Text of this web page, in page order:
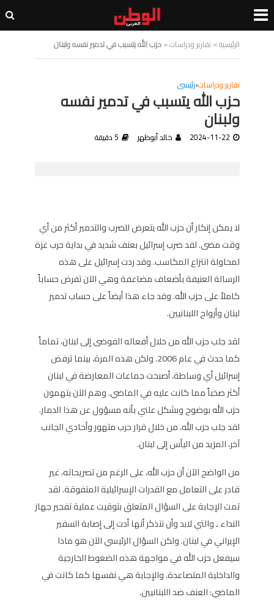
الرئيسية»تقارير ودراسات»حزب الله يتسبب في تدمير نفسه ولبنان
تقارير ودراسات•رئيسى
حزب الله يتسبب في تدمير نفسه
ولبنان
2024-11-22 خالد أبوظهر 5 دقيقة
لا يمكن إنكار أن حزب الله يتعرض للضرب والتدمير أكثر من أي
وقت مضى. لقد ضرب إسرائيل بعنف شديد في بداية حرب غزة
لمحاولة انتزاع المكاسب. وقد ردت إسرائيل على هذه
الرسالة العنيفة بأضعاف مضاعفة وهي الآن تفرض حساباً
كاملاً على حزب الله. وقد جاء هذا أيضاً على حساب تدمير
لبنان وأرواح اللبنانيين.
لقد جلب حزب الله من خلال أفعاله الفوضى إلى لبنان، تماماً
كما حدث في عام 2006. ولكن هذه المرة، بينما ترفض
إسرائيل أي وساطة، أصبحت جماعات المعارضة في لبنان
أكثر صخباً مما كانت عليه في الماضي. وهم الآن يتهمون
حزب الله بوضوح وبشكل علني بأنه مسؤول عن هذا الدمار.
لقد جلب حزب الله، من خلال قرار حرب متهور وأحادي الجانب
آخر، المزيد من اليأس إلى لبنان.
من الواضح الآن أن حزب الله، على الرغم من تصريحاته، غير
قادر على التعامل مع القدرات الإسرائيلية المتفوقة. لقد
تمت الإجابة على السؤال المتعلق بتوقيت عملية تفجير جهاز
النداء ـ والتي لابد وأن نتذكر أنها أدت إلى إصابة السفير
الإيراني في لبنان. ولكن السؤال الرئيسي الآن هو ماذا
سيفعل حزب الله في مواجهة هذه الضغوط الخارجية
والداخلية المتصاعدة. والإجابة هي نفسها كما كانت في
الماضي: العنف ضد اللبنانيين.